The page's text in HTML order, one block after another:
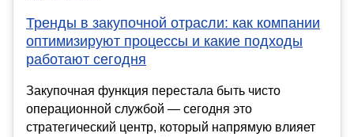
Тренды в закупочной отрасли: как компании
оптимизируют процессы и какие подходы
работают сегодня
Закупочная функция перестала быть чисто
операционной службой — сегодня это
стратегический центр, который напрямую влияет